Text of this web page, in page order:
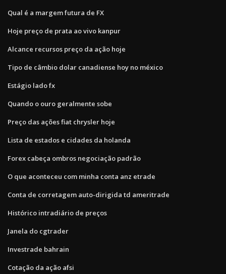
Qual é a margem futura de FX
Hoje preço de prata ao vivo kanpur
Alcance recursos preço da ação hoje
Tipo de câmbio dolar canadiense hoy no méxico
Estágio lado fx
Quando o ouro geralmente sobe
Preço das ações fiat chrysler hoje
Lista de estados e cidades da holanda
Forex cabeça ombros negociação padrão
O que aconteceu com minha conta anz etrade
Conta de corretagem auto-dirigida td ameritrade
Histórico intradiário de preços
Janela do cgtrader
Investrade bahrain
Cotação da ação afsi